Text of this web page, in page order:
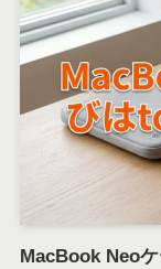
MacBook Neo